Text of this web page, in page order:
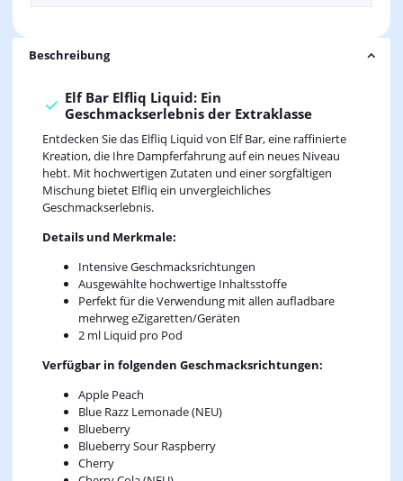
Beschreibung
Elf Bar Elfliq Liquid: Ein
Geschmackserlebnis der Extraklasse
Entdecken Sie das Elfliq Liquid von Elf Bar, eine raffinierte
Kreation, die Ihre Dampferfahrung auf ein neues Niveau
hebt. Mit hochwertigen Zutaten und einer sorgfältigen
Mischung bietet Elfliq ein unvergleichliches
Geschmackserlebnis.
Details und Merkmale:
Intensive Geschmacksrichtungen
Ausgewählte hochwertige Inhaltsstoffe
Perfekt für die Verwendung mit allen aufladbare
mehrweg eZigaretten/Geräten
2 ml Liquid pro Pod
Verfügbar in folgenden Geschmacksrichtungen:
Apple Peach
Blue Razz Lemonade (NEU)
Blueberry
Blueberry Sour Raspberry
Cherry